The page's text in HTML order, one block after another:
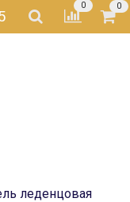
0 0
леденцовая